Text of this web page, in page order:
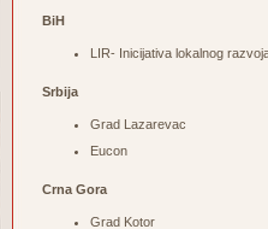
BiH
LIR- Inicijativa lokalnog
Srbija
Grad Lazarevac
Eucon
Crna Gora
Grad Kotor